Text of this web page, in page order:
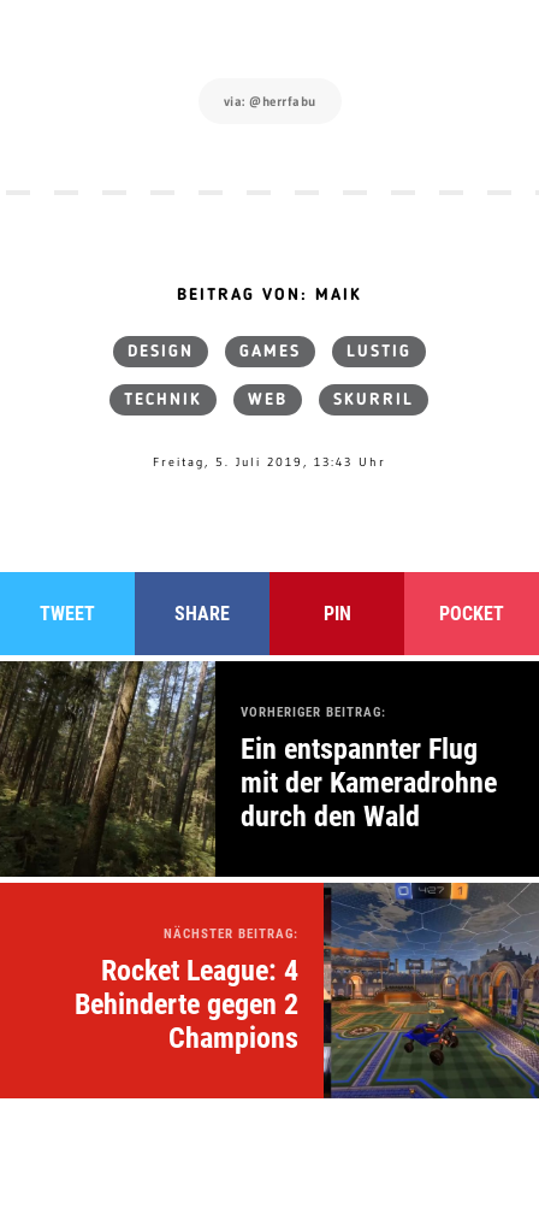
via: @herrfabu
BEITRAG VON: MAIK
DESIGN GAMES LUSTIG
TECHNIK WEB SKURRIL
Freitag, 5. Juli 2019, 13:43 Uhr
TWEET SHARE PIN POCKET
VORHERIGER BEITRAG:
Ein entspannter Flug
mit der Kameradrohne
durch den Wald
NÄCHSTER BEITRAG:
Rocket League: 4
Behinderte gegen 2
Champions